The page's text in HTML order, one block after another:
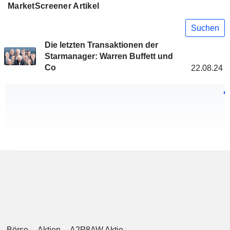
MarketScreener Artikel
Suchen
Die letzten Transaktionen der
Starmanager: Warren Buffett und
Co
22.08.24